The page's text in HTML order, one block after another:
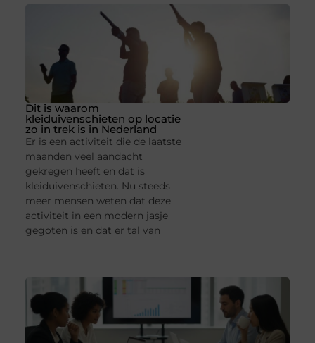
Dit is waarom
kleiduivenschieten op locatie
zo in trek is in Nederland
Er is een activiteit die de laatste
maanden veel aandacht
gekregen heeft en dat is
kleiduivenschieten. Nu steeds
meer mensen weten dat deze
activiteit in een modern jasje
gegoten is en dat er tal van